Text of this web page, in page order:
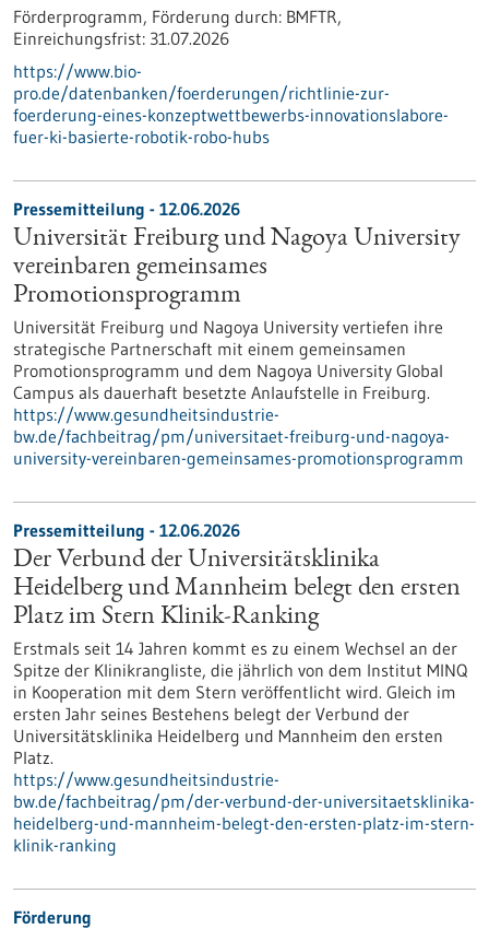
Förderprogramm, Förderung durch: BMFTR,
Einreichungsfrist: 31.07.2026
https://www.bio-
pro.de/datenbanken/foerderungen/richtlinie-zur-
foerderung-eines-konzeptwettbewerbs-innovationslabore-
fuer-ki-basierte-robotik-robo-hubs
Pressemitteilung - 12.06.2026
Universität Freiburg und Nagoya University
vereinbaren gemeinsames
Promotionsprogramm
Universität Freiburg und Nagoya University vertiefen ihre
strategische Partnerschaft mit einem gemeinsamen
Promotionsprogramm und dem Nagoya University Global
Campus als dauerhaft besetzte Anlaufstelle in Freiburg.
https://www.gesundheitsindustrie-
bw.de/fachbeitrag/pm/universitaet-freiburg-und-nagoya-
university-vereinbaren-gemeinsames-promotionsprogramm
Pressemitteilung - 12.06.2026
Der Verbund der Universitätsklinika
Heidelberg und Mannheim belegt den ersten
Platz im Stern Klinik-Ranking
Erstmals seit 14 Jahren kommt es zu einem Wechsel an der
Spitze der Klinikrangliste, die jährlich von dem Institut MINQ
in Kooperation mit dem Stern veröffentlicht wird. Gleich im
ersten Jahr seines Bestehens belegt der Verbund der
Universitätsklinika Heidelberg und Mannheim den ersten
Platz.
https://www.gesundheitsindustrie-
bw.de/fachbeitrag/pm/der-verbund-der-universitaetsklinika-
heidelberg-und-mannheim-belegt-den-ersten-platz-im-stern-
klinik-ranking
Förderung